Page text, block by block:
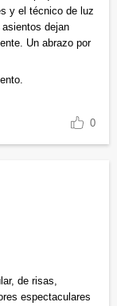
y el técnico de luz
dejan
Un abrazo por
0
de risas,
espectaculares